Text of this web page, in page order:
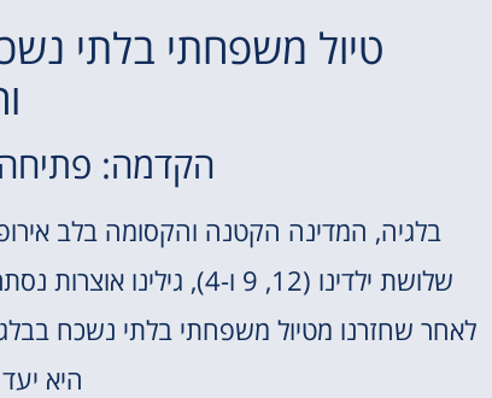
מלונות
טיול משפחתי בלתי
הקדמה:
בלגיה, המדינה הקטנה והקסומה בלב
שלושת ילדינו (12, 9 ו-
לאחר שחזרנו מטיול משפחתי בלתי נשכח
היא